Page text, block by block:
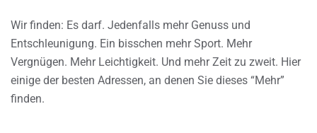
Wir finden: Es darf. Jedenfalls mehr Genuss und
Entschleunigung. Ein bisschen mehr Sport. Mehr
Vergnügen. Mehr Leichtigkeit. Und mehr Zeit zu zweit. Hier
einige der besten Adressen, an denen Sie dieses “Mehr”
finden.